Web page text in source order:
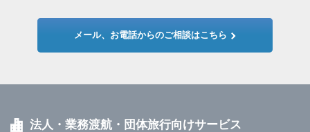
メール、お電話からのご相談はこちら
法人・業務渡航・団体旅行向けサービス